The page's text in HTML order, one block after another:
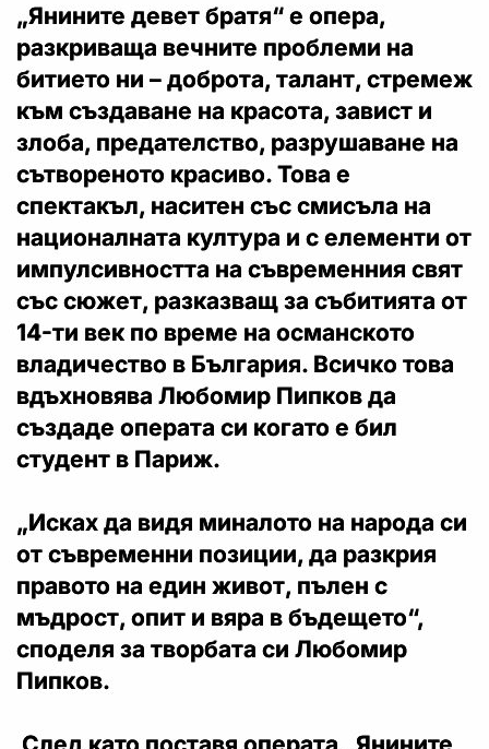
„Янините девет братя“ е опера,
разкриваща вечните проблеми на
битието ни – доброта, талант, стремеж
към създаване на красота, завист и
злоба, предателство, разрушаване на
сътвореното красиво. Това е
спектакъл, наситен със смисъла на
националната култура и с елементи от
импулсивността на съвременния свят
със сюжет, разказващ за събитията от
14-ти век по време на османското
владичество в България. Всичко това
вдъхновява Любомир Пипков да
създаде операта си когато е бил
студент в Париж.
„Исках да видя миналото на народа си
от съвременни позиции, да разкрия
правото на един живот, пълен с
мъдрост, опит и вяра в бъдещето“,
споделя за творбата си Любомир
Пипков.